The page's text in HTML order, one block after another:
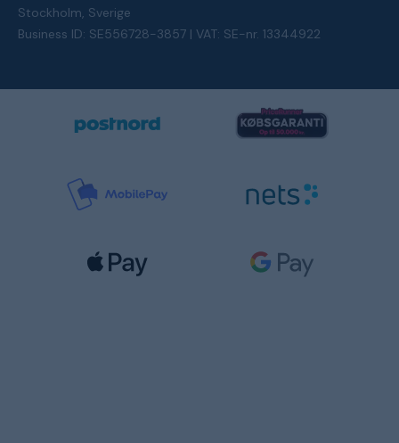
Stockholm, Sverige
Business ID: SE556728-3857 | VAT: SE-nr. 13344922